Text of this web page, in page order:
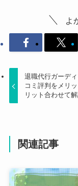
よ
退職代行ガーデ
コミ評判をメリ
リット合わせて解
関連記事